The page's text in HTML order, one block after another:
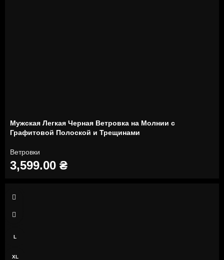
Мужская Легкая Черная Ветровка на Молнии с
Графитовой Полоской и Трещинами
Ветровки
3,599.00 ₴
S
M
L
XL